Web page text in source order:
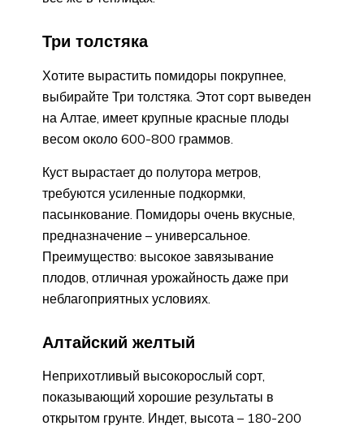
Три толстяка
Хотите вырастить помидоры покрупнее,
выбирайте Три толстяка. Этот сорт выведен
на Алтае, имеет крупные красные плоды
весом около 600-800 граммов.
Куст вырастает до полутора метров,
требуются усиленные подкормки,
пасынкование. Помидоры очень вкусные,
предназначение – универсальное.
Преимущество: высокое завязывание
плодов, отличная урожайность даже при
неблагоприятных условиях.
Алтайский желтый
Неприхотливый высокорослый сорт,
показывающий хорошие результаты в
открытом грунте. Индет, высота – 180-200